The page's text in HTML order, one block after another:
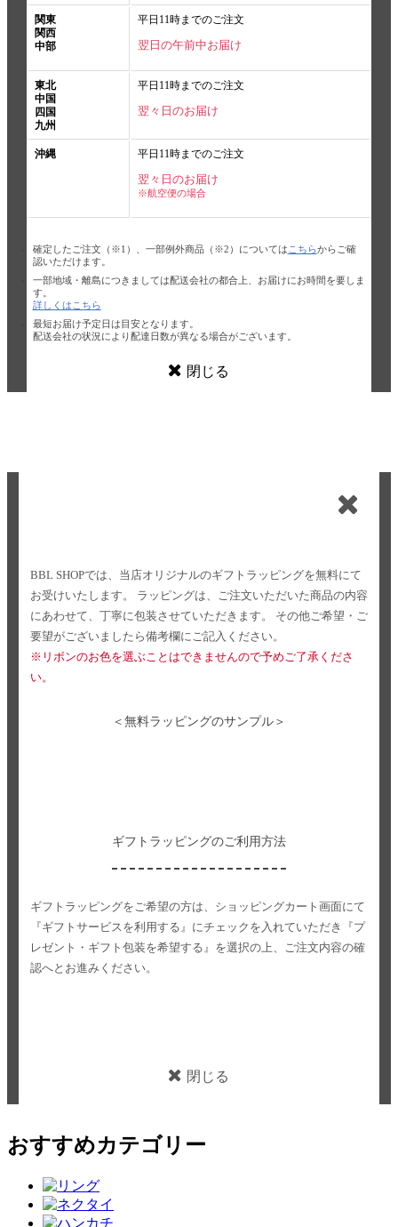
関東
関西
中部
平日11時までのご注文
翌日の午前中お届け
東北
中国
四国
九州
平日11時までのご注文
翌々日のお届け
沖縄 平日11時までのご注文
翌々日のお届け
※航空便の場合
確定したご注文（※1）、一部例外商品（※2）については こちらからご確
認いただけます。
一部地域・離島につきましては配送会社の都合上、お届けにお時間を要しま
す。
詳しくはこちら
最短お届け予定日は目安となります。
配送会社の状況により配達日数が異なる場合がございます。
閉じる
BBL SHOPでは、当店オリジナルのギフトラッピングを無料にて
お受けいたします。
ラッピングは、ご注文いただいた商品の内容
にあわせて、丁寧に包装させていただきます。
その他ご希望・ご
要望がございましたら備考欄にご記入ください。
※リボンのお色を選ぶことはできませんので予めご了承くださ
い。
＜無料ラッピングのサンプル＞
ギフトラッピングのご利用方法
ギフトラッピングをご希望の方は、ショッピングカート画面にて
『ギフトサービスを利用する』にチェックを入れていただき
『プ
レゼント・ギフト包装を希望する』を選択の上、ご注文内容の確
認へとお進みください。
閉じる
おすすめカテゴリー